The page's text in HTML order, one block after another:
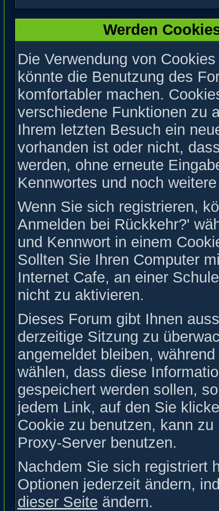
Werden
Die Verwendung von
könnte die Benutzung des
komfortabler machen.
verschiedene Funktionen zu
Ihrem letzten Besuch ein
vorhanden ist oder nicht,
werden, ohne erneute
Kennwortes und noch
Wenn Sie sich registrieren,
Anmelden bei Rückkehr?'
und Kennwort in einem
Sollten Sie Ihren Computer
Internet Cafe, an einer
nicht zu aktivieren.
Dieses Forum gibt Ihnen
derzeitige Sitzung zu
angemeldet bleiben,
wählen, dass diese
gespeichert werden sollen,
jedem Link, auf den Sie
Cookie zu benutzen, kann
Proxy-Server benutzen.
Nachdem Sie sich registriert
Optionen jederzeit ändern,
dieser Seite ändern.